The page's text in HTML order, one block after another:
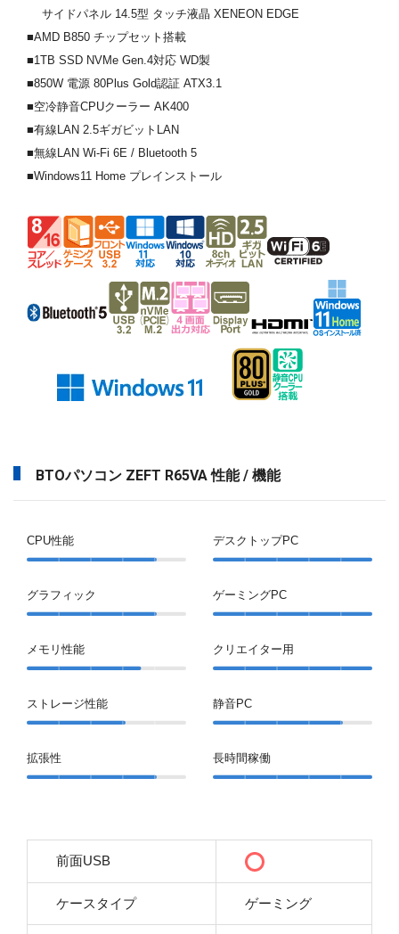
サイドパネル 14.5型 タッチ液晶 XENEON EDGE
■AMD B850 チップセット搭載
■1TB SSD NVMe Gen.4対応 WD製
■850W 電源 80Plus Gold認証 ATX3.1
■空冷静音CPUクーラー AK400
■有線LAN 2.5ギガビットLAN
■無線LAN Wi-Fi 6E / Bluetooth 5
■Windows11 Home プレインストール
BTOパソコン ZEFT R65VA 性能 / 機能
CPU性能
グラフィック
メモリ性能
ストレージ性能
拡張性
デスクトップPC
ゲーミングPC
クリエイター用
静音PC
長時間稼働
前面USB
ケースタイプ ゲーミング